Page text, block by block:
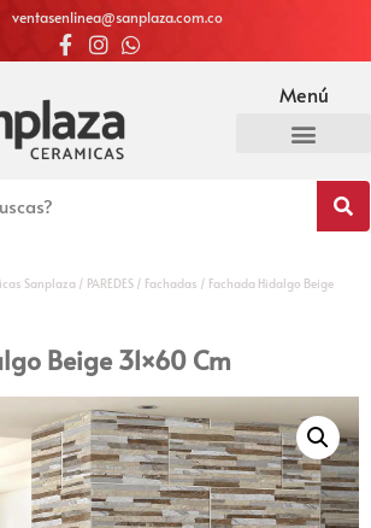
ventasenlinea@sanplaza.com.co
Menú
Sanplaza / PAREDES / Fachadas / Fachada Hidalgo Beige
Beige 31×60 Cm